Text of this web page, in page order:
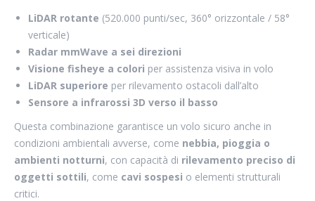
LiDAR rotante (520.000 punti/sec, 360° orizzontale / 58°
verticale)
Radar mmWave a sei direzioni
Visione fisheye a colori per assistenza visiva in volo
LiDAR superiore per rilevamento ostacoli dall’alto
Sensore a infrarossi 3D verso il basso
Questa combinazione garantisce un volo sicuro anche in
condizioni ambientali avverse, come nebbia, pioggia o
ambienti notturni, con capacità di rilevamento preciso di
oggetti sottili, come cavi sospesi o elementi strutturali
critici.